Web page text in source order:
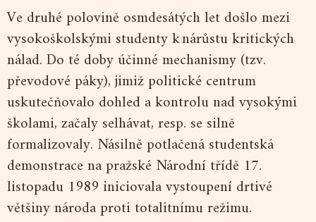
Ve druhé polovině osmdesátých let došlo mezi
vysokoškolskými studenty k nárůstu kritických
nálad. Do té doby účinné mechanismy (tzv.
převodové páky), jimiž politické centrum
uskutečňovalo dohled a kontrolu nad vysokými
školami, začaly selhávat, resp. se silně
formalizovaly. Násilně potlačená studentská
demonstrace na pražské Národní třídě 17.
listopadu 1989 iniciovala vystoupení drtivé
většiny národa proti totalitnímu režimu.